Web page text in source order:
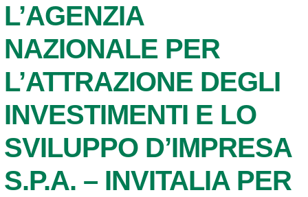
L’AGENZIA
NAZIONALE PER
L’ATTRAZIONE DEGLI
INVESTIMENTI E LO
SVILUPPO D’IMPRESA
S.P.A. – INVITALIA PER